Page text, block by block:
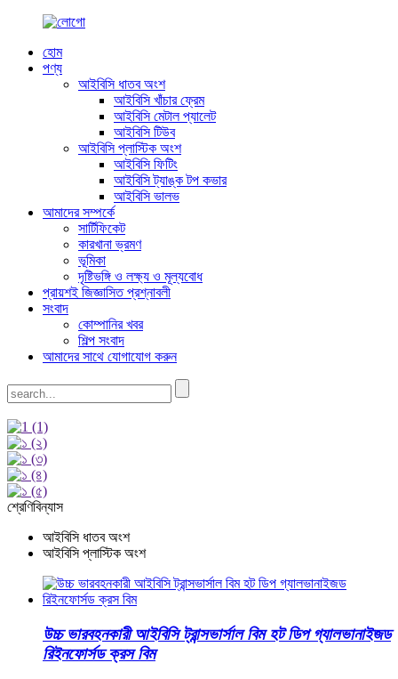
হোম
পণ্য
আইবিসি ধাতব অংশ
আইবিসি খাঁচার ফ্রেম
আইবিসি মেটাল প্যালেট
আইবিসি টিউব
আইবিসি প্লাস্টিক অংশ
আইবিসি ফিটিং
আইবিসি ট্যাঙ্ক টপ কভার
আইবিসি ভালভ
আমাদের সম্পর্কে
সার্টিফিকেট
কারখানা ভ্রমণ
ভূমিকা
দৃষ্টিভঙ্গি ও লক্ষ্য ও মূল্যবোধ
প্রায়শই জিজ্ঞাসিত প্রশ্নাবলী
সংবাদ
কোম্পানির খবর
শিল্প সংবাদ
আমাদের সাথে যোগাযোগ করুন
শ্রেণিবিন্যাস
আইবিসি ধাতব অংশ
আইবিসি প্লাস্টিক অংশ
উচ্চ ভারবহনকারী আইবিসি ট্রান্সভার্সাল বিম হট ডিপ গ্যালভানাইজড
রিইনফোর্সড ক্রস বিম